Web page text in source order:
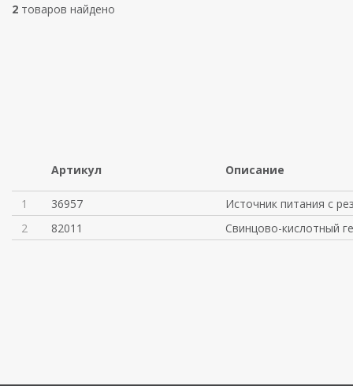
2 товаров найдено
Артикул Описание
1 36957
Источник питания с
2
82011 Свинцово-кислотный